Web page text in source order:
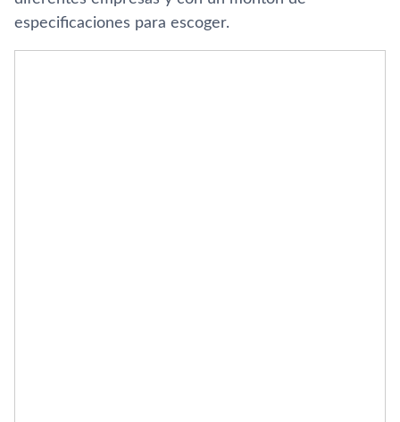
especificaciones para escoger.